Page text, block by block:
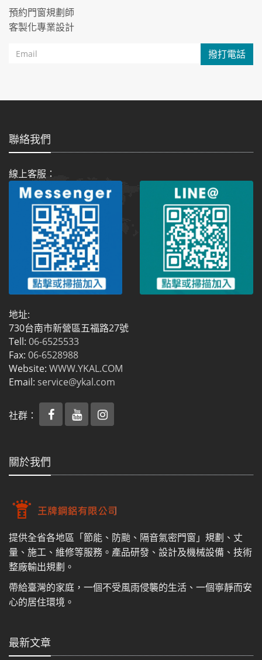
預約門窗規劃師
客製化專業設計
撥打電話
聯絡我們
線上客服：
地址:
730台南市新營區五福路27號
Tell: 06-6525533
Fax: 06-6528988
Website: WWW.YKAL.COM
Email: service@ykal.com
社群：
關於我們
提供全省各地區「節能、防颱、隔音氣密門窗」規劃、丈
量、施工、維修等服務。產品研發、設計及機械設備、技術
整廠輸出規劃。
帶給臺灣的家庭，一個不受風雨侵襲的生活、一個寧靜而安
心的居住環境。
最新文章